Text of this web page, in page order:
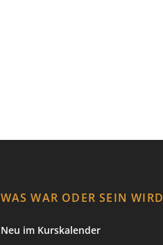
WAS WAR ODER SEIN WIRD
Neu im Kurskalender